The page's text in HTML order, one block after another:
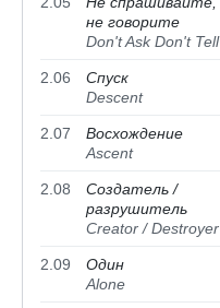
не говорите
Don't Ask Don't Tell
2.06
Спуск
Descent
2.07
Восхождение
Ascent
2.08
Создатель /
разрушитель
Creator / Destroyer
2.09
Один
Alone